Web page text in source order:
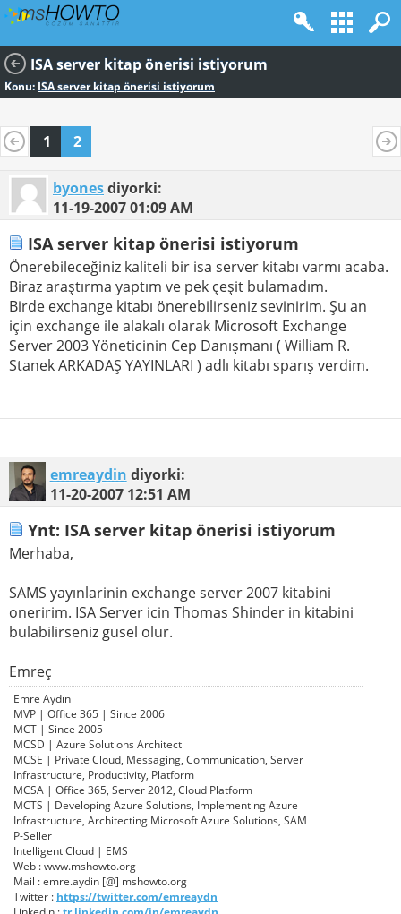
ISA server kitap önerisi istiyorum
Konu: ISA server kitap önerisi istiyorum
1 2
byonesdiyorki:
11-19-200701:09 AM
ISA server kitap önerisi istiyorum
Önerebileceğiniz kaliteli bir isa server kitabı varmı acaba.
Biraz araştırma yaptım ve pek çeşit bulamadım.
Birde exchange kitabı önerebilirseniz sevinirim. Şu an
için exchange ile alakalı olarak Microsoft Exchange
Server 2003 Yöneticinin Cep Danışmanı ( William R.
Stanek ARKADAŞ YAYINLARI ) adlı kitabı sparış verdim.
emreaydin diyorki:
11-20-2007 12:51 AM
Ynt: ISA server kitap önerisi istiyorum
Merhaba,
SAMS yayınlarinin exchange server 2007 kitabini
oneririm. ISA Server icin Thomas Shinder in kitabini
bulabilirseniz gusel olur.
Emreç
Emre Aydın
MVP | Office 365 | Since 2006
MCT | Since 2005
MCSD | Azure Solutions Architect
MCSE | Private Cloud, Messaging, Communication, Server
Infrastructure, Productivity, Platform
MCSA | Office 365, Server 2012, Cloud Platform
MCTS | Developing Azure Solutions, Implementing Azure
Infrastructure, Architecting Microsoft Azure Solutions, SAM
P-Seller
Intelligent Cloud | EMS
Web : www.mshowto.org
Mail : emre.aydin [@] mshowto.org
Twitter : https://twitter.com/emreaydn